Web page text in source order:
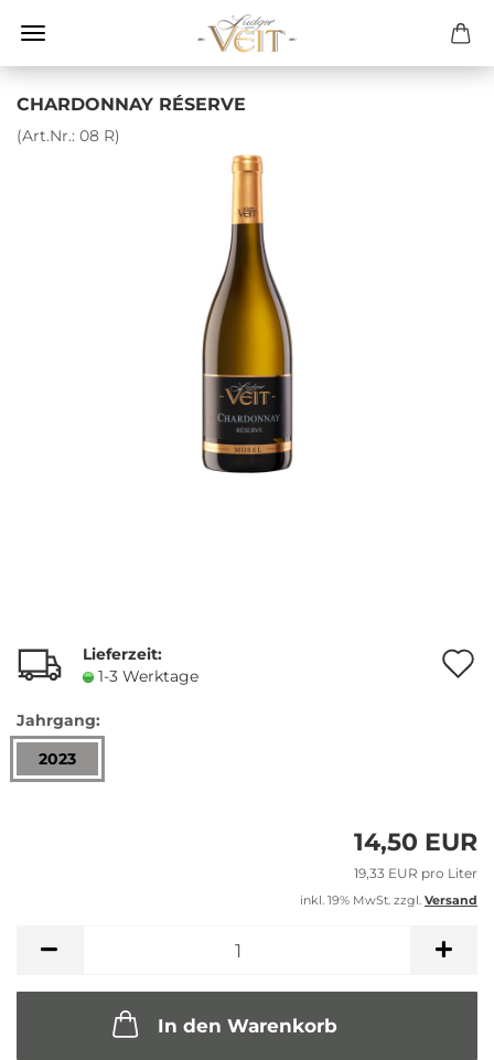
CHARDONNAY RÉSERVE
(Art.Nr.: 08 R)
Lieferzeit:
1-3 Werktage
Jahrgang:
2023
14,50 EUR
19,33 EUR pro Liter
inkl. 19% MwSt. zzgl. Versand
In den Warenkorb